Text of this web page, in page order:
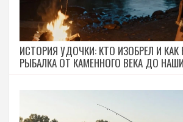
ИСТОРИЯ УДОЧКИ: КТО ИЗОБРЕЛ И КАК
РЫБАЛКА ОТ КАМЕННОГО ВЕКА ДО